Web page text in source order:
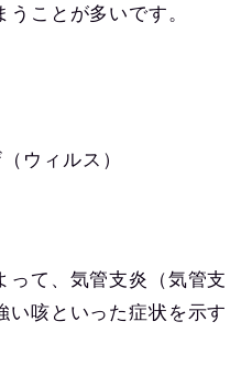
ことが多いです。
ウィルス）
って、気管支炎（気管支
い咳といった症状を示す